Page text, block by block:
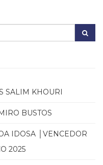
SALIM KHOURI
BUSTOS
IDOSA │VENCEDOR
2025